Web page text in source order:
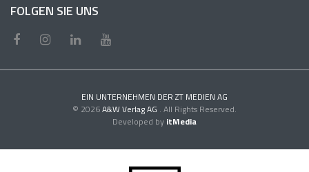
FOLGEN SIE UNS
EIN UNTERNEHMEN DER ZT MEDIEN AG
© 2026A&W Verlag AG . All Rights Reserved.
Developed by itMedia